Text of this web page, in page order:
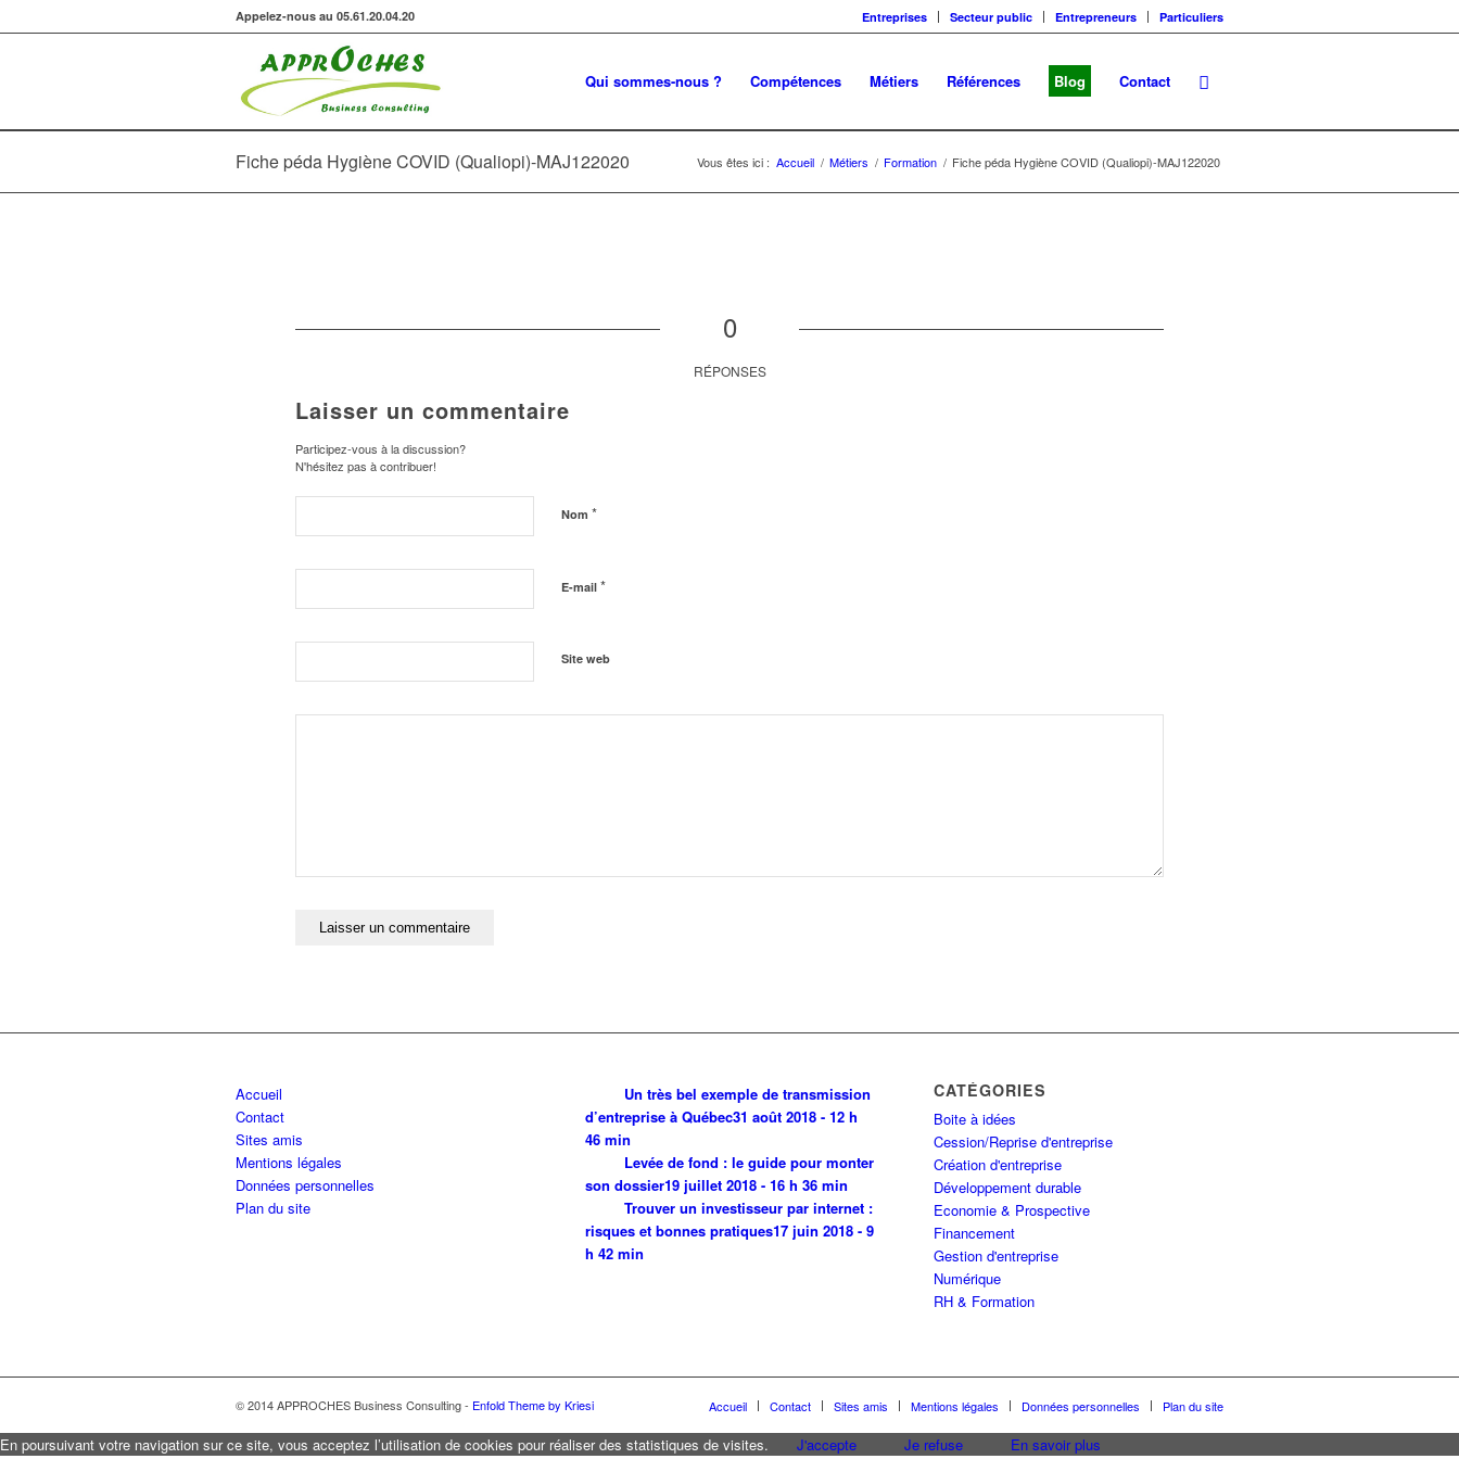
Entreprises Secteur public Entrepreneurs Particuliers
Appelez-nous au 05.61.20.04.20
Qui sommes-nous ? Compétences Métiers Références Blog Contact
Fiche péda Hygiène COVID (Qualiopi)-MAJ122020 Vous êtes ici : Accueil / Métiers / Formation / Fiche péda Hygiène COVID (Qualiopi)-MAJ122020
0
RÉPONSES
Laisser un commentaire
Participez-vous à la discussion?
N'hésitez pas à contribuer!
Nom *
E-mail *
Site web
Accueil
Contact
Sites amis
Mentions légales
Données personnelles
Plan du site
Un très bel exemple de transmission
d’entreprise à Québec31 août 2018 - 12 h
46 min
Levée de fond : le guide pour monter
son dossier19 juillet 2018 - 16 h 36 min
Trouver un investisseur par internet :
risques et bonnes pratiques17 juin 2018 - 9
h 42 min
CATÉGORIES
Boite à idées
Cession/Reprise d'entreprise
Création d'entreprise
Développement durable
Economie & Prospective
Financement
Gestion d'entreprise
Numérique
RH & Formation
© 2014 APPROCHES Business Consulting - Enfold Theme by Kriesi Accueil Contact Sites amis Mentions légales Données personnelles Plan du site
En poursuivant votre navigation sur ce site, vous acceptez l’utilisation de cookies pour réaliser des statistiques de visites. J'accepte Je refuse En savoir plus